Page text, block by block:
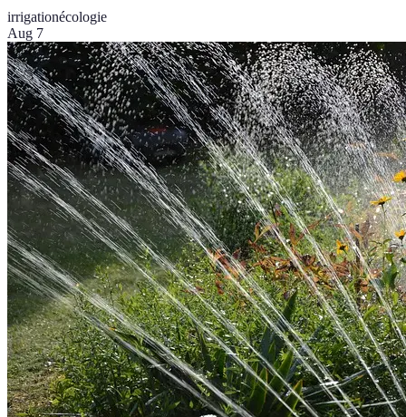
irrigationécologie
Aug 7